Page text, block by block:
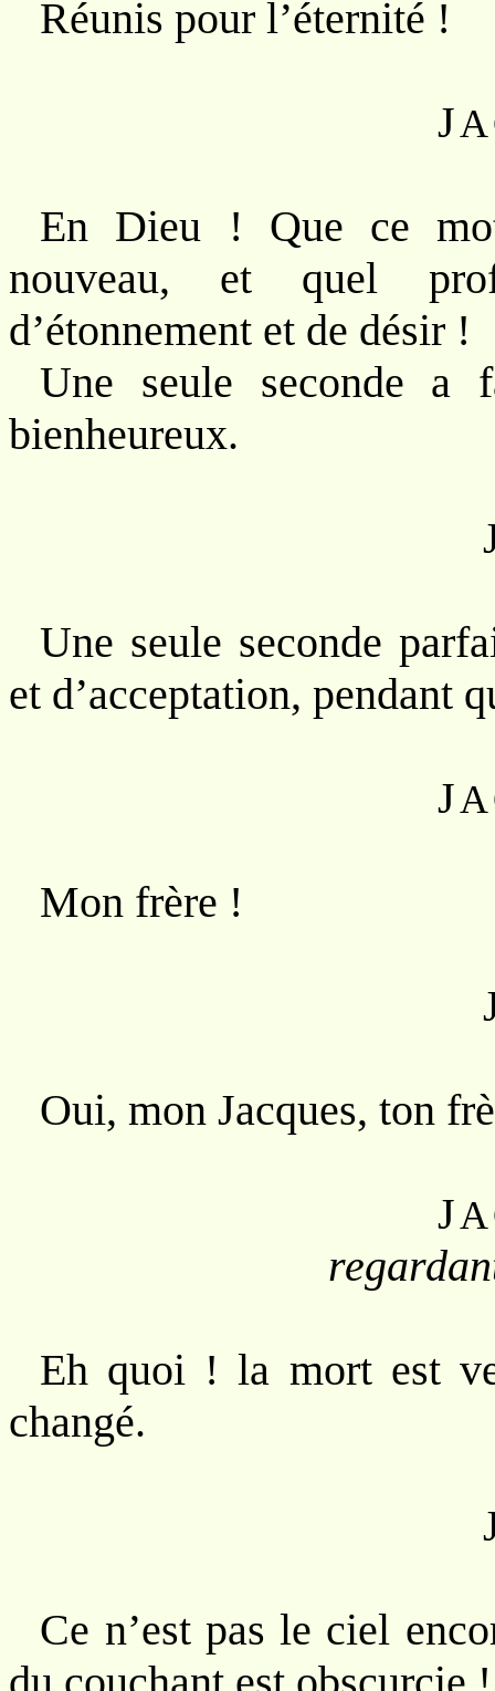
Réunis pour l’éternité !
J
En Dieu ! Que ce
nouveau, et quel
d’étonnement et de désir !
Une seule seconde
bienheureux.
Une seule seconde
et d’acceptation, pendant
J
Mon frère !
Oui, mon Jacques, ton
J
Eh quoi ! la mort est
changé.
Ce n’est pas le ciel